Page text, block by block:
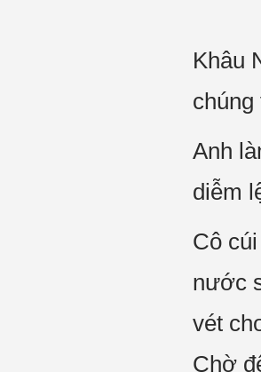
Khâu
chúng
Anh
diễm
Cô
nước
vét
Chờ